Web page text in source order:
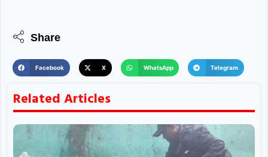
Share
Facebook X WhatsApp Telegram
Related Articles